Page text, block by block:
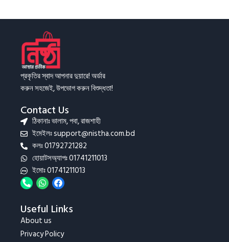
প্রকৃতির স্বাদ আপনার দুয়ারে! অর্ডার
করুন সহজেই, উপভোগ করুন বিশুদ্ধতা!
Contact Us
ঠিকানাঃ ভালাম, পবা, রাজশাহী
ইমেইলঃ support@nistha.com.bd
কলঃ 01792721282
হোয়াটসঅ্যাপঃ 01741211013
ইমোঃ 01741211013
Useful Links
About us
Privacy Policy